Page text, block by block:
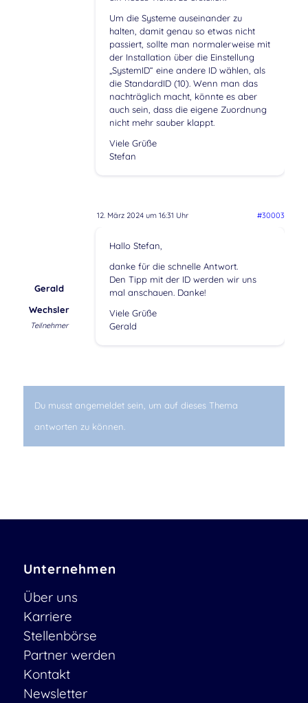
Um die Systeme auseinander zu
halten, damit genau so etwas nicht
passiert, sollte man normalerweise mit
der Installation über die Einstellung
„SystemID“ eine andere ID wählen, als
die StandardID (10). Wenn man das
nachträglich macht, könnte es aber
auch sein, dass die eigene Zuordnung
nicht mehr sauber klappt.
Viele Grüße
Stefan
12. März 2024 um 16:31 Uhr #30003
Gerald
Wechsler
Teilnehmer
Hallo Stefan,
danke für die schnelle Antwort.
Den Tipp mit der ID werden wir uns
mal anschauen. Danke!
Viele Grüße
Gerald
Du musst angemeldet sein, um auf dieses Thema
antworten zu können.
Unternehmen
Über uns
Karriere
Stellenbörse
Partner werden
Kontakt
Newsletter